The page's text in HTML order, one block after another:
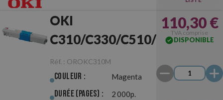
OKI
C310/C330/C510/C530
Magenta Originale
Réf. : OROKC310M
Couleur : Magenta
Durée (pages) : 2 000p.
110,30 €
TVA comprise
DISPONIBLE